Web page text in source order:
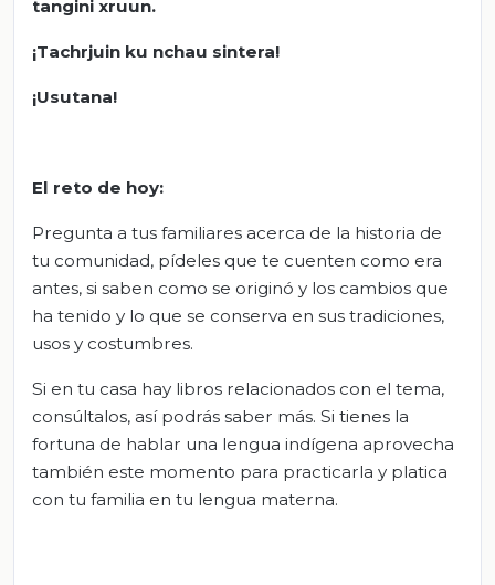
tangini xruun.
¡Tachrjuin ku nchau sintera!
¡Usutana!
El reto de hoy:
Pregunta a tus familiares acerca de la historia de
tu comunidad, pídeles que te cuenten como era
antes, si saben como se originó y los cambios que
ha tenido y lo que se conserva en sus tradiciones,
usos y costumbres.
Si en tu casa hay libros relacionados con el tema,
consúltalos, así podrás saber más. Si tienes la
fortuna de hablar una lengua indígena aprovecha
también este momento para practicarla y platica
con tu familia en tu lengua materna.